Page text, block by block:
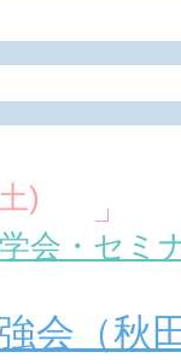
)
会・セミ
会（秋